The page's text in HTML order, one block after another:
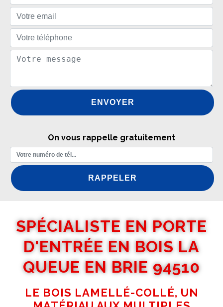
On vous rappelle gratuitement
SPÉCIALISTE EN PORTE
D'ENTRÉE EN BOIS LA
QUEUE EN BRIE 94510
LE BOIS LAMELLÉ-COLLÉ, UN